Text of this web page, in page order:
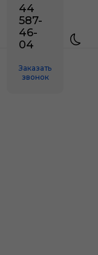
44
587-
46-
04
Заказать
звонок